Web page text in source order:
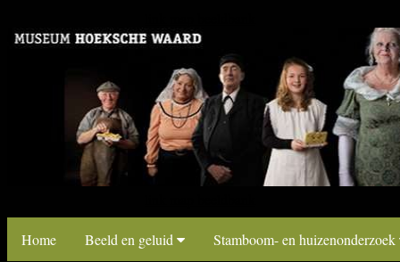
Home Beeld en geluid Stamboom- en huizenonderzoek